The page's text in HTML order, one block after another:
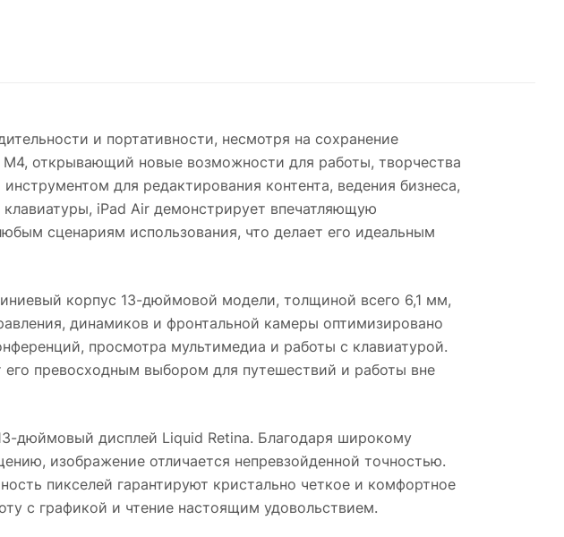
и портативности, несмотря на сохранение
открывающий новые возможности для работы, творчества
для редактирования контента, ведения бизнеса,
iPad Air демонстрирует впечатляющую
сценариям использования, что делает его идеальным
корпус 13-дюймовой модели, толщиной всего 6,1 мм,
динамиков и фронтальной камеры оптимизировано
просмотра мультимедиа и работы с клавиатурой.
превосходным выбором для путешествий и работы вне
дюймовый дисплей Liquid Retina. Благодаря широкому
изображение отличается непревзойденной точностью.
пикселей гарантируют кристально четкое и комфортное
с графикой и чтение настоящим удовольствием.